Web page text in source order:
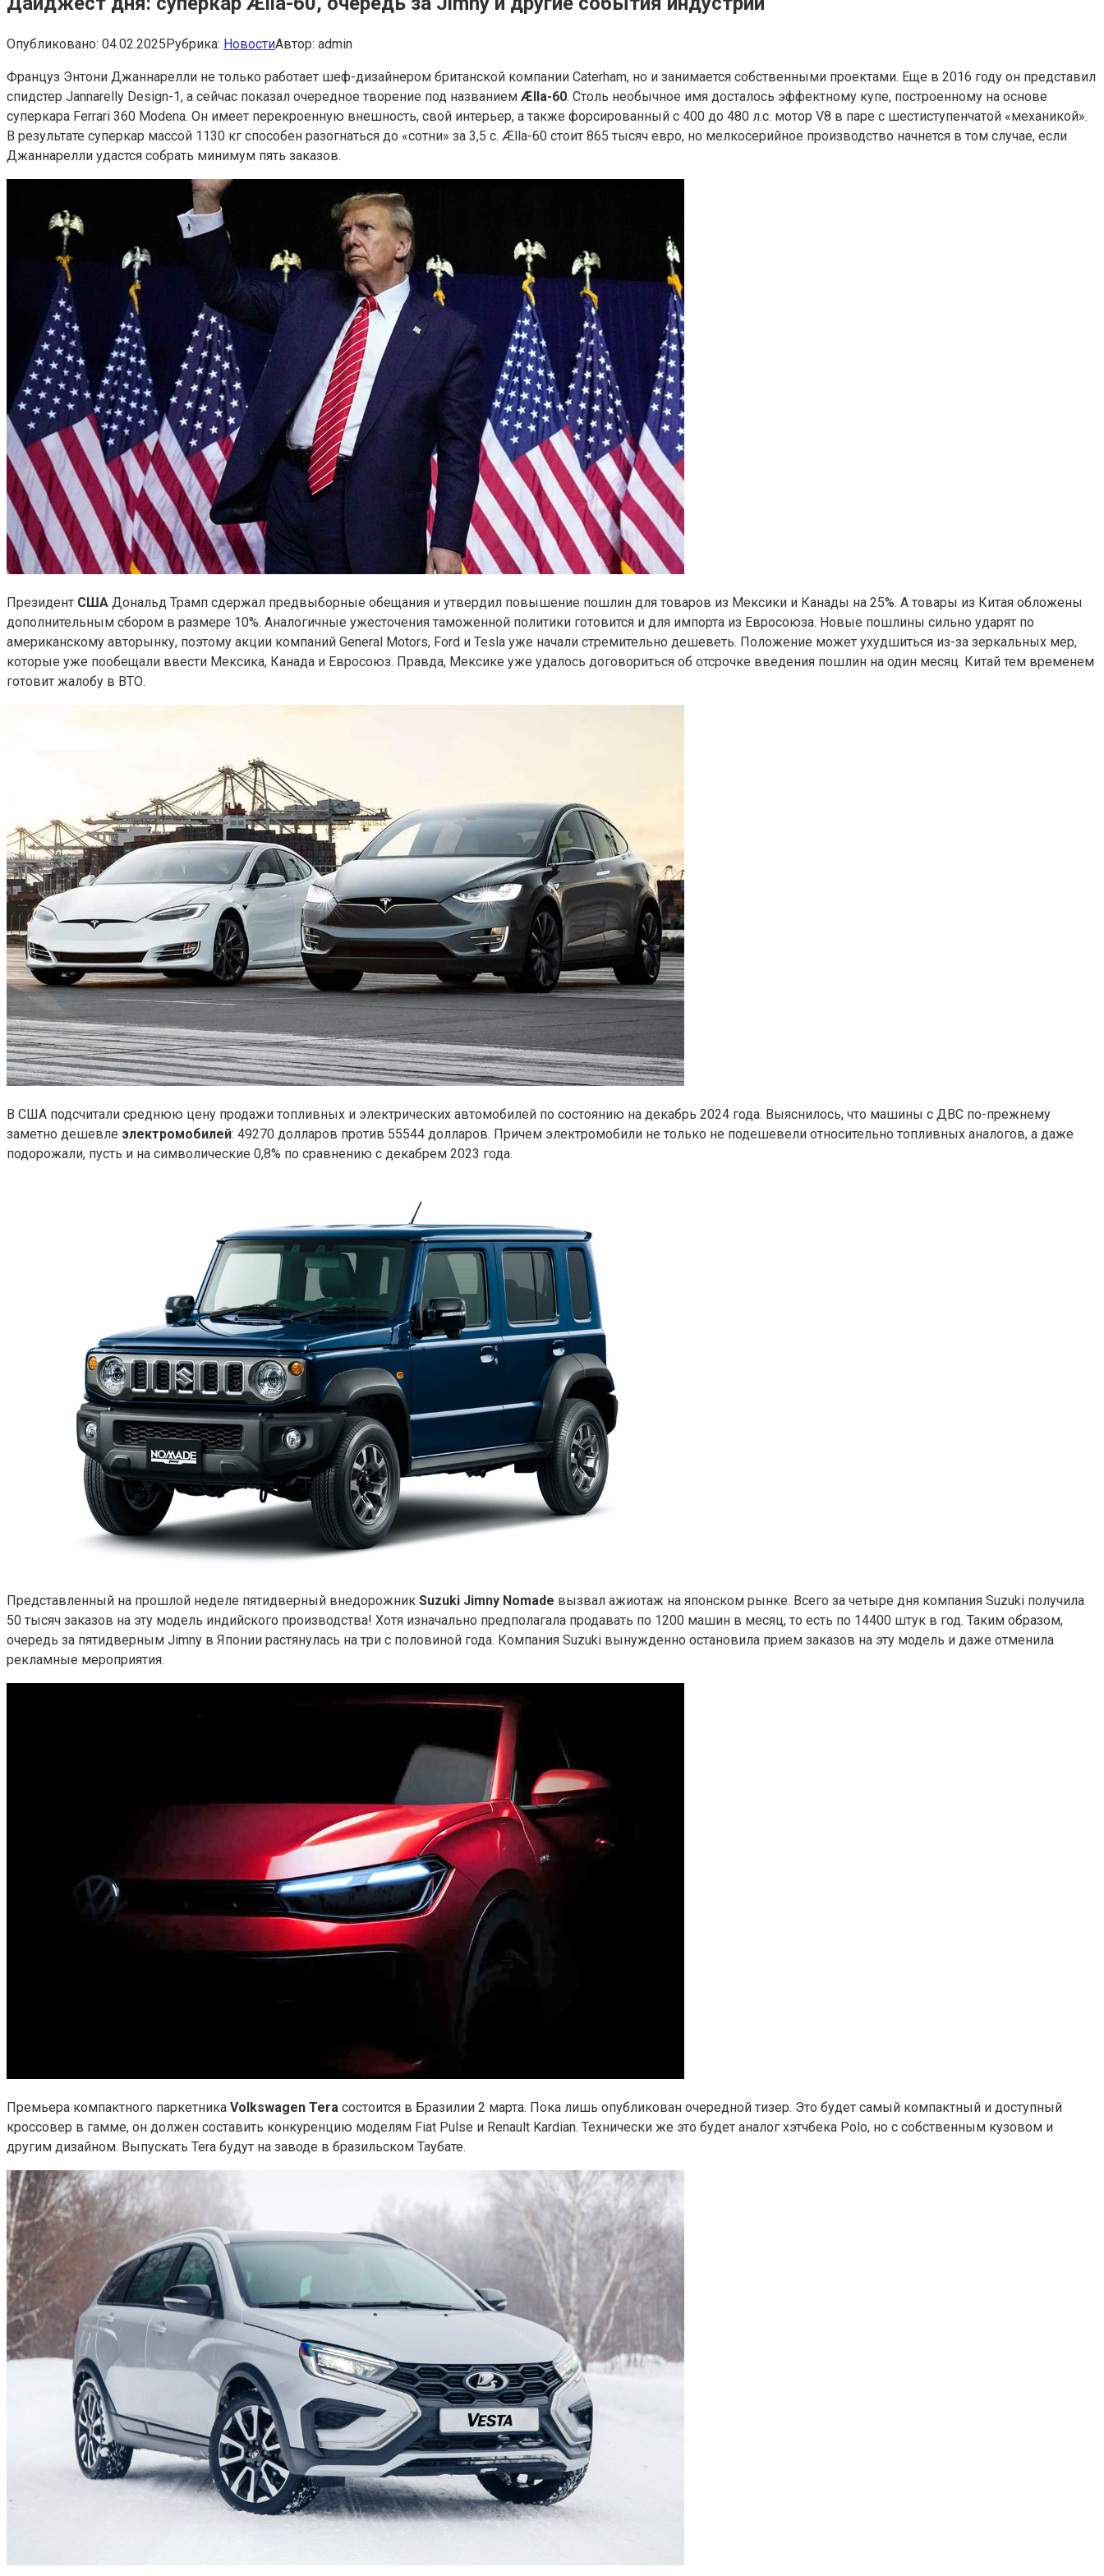
Опубликовано: 04.02.2025Рубрика: НовостиАвтор: admin
Француз Энтони Джаннарелли не только работает шеф-дизайнером британской компании Caterham, но и занимается собственными проектами. Еще в 2016 году он представил
спидстер Jannarelly Design-1, а сейчас показал очередное творение под названием Ælla-60. Столь необычное имя досталось эффектному купе, построенному на основе
суперкара Ferrari 360 Modena. Он имеет перекроенную внешность, свой интерьер, а также форсированный с 400 до 480 л.с. мотор V8 в паре с шестиступенчатой «механикой».
В результате суперкар массой 1130 кг способен разогнаться до «сотни» за 3,5 с. Ælla-60 стоит 865 тысяч евро, но мелкосерийное производство начнется в том случае, если
Джаннарелли удастся собрать минимум пять заказов.
Президент США Дональд Трамп сдержал предвыборные обещания и утвердил повышение пошлин для товаров из Мексики и Канады на 25%. А товары из Китая обложены
дополнительным сбором в размере 10%. Аналогичные ужесточения таможенной политики готовится и для импорта из Евросоюза. Новые пошлины сильно ударят по
американскому авторынку, поэтому акции компаний General Motors, Ford и Tesla уже начали стремительно дешеветь. Положение может ухудшиться из-за зеркальных мер,
которые уже пообещали ввести Мексика, Канада и Евросоюз. Правда, Мексике уже удалось договориться об отсрочке введения пошлин на один месяц. Китай тем временем
готовит жалобу в ВТО.
В США подсчитали среднюю цену продажи топливных и электрических автомобилей по состоянию на декабрь 2024 года. Выяснилось, что машины с ДВС по-прежнему
заметно дешевле электромобилей: 49270 долларов против 55544 долларов. Причем электромобили не только не подешевели относительно топливных аналогов, а даже
подорожали, пусть и на символические 0,8% по сравнению с декабрем 2023 года.
Представленный на прошлой неделе пятидверный внедорожник Suzuki Jimny Nomade вызвал ажиотаж на японском рынке. Всего за четыре дня компания Suzuki получила
50 тысяч заказов на эту модель индийского производства! Хотя изначально предполагала продавать по 1200 машин в месяц, то есть по 14400 штук в год. Таким образом,
очередь за пятидверным Jimny в Японии растянулась на три с половиной года. Компания Suzuki вынужденно остановила прием заказов на эту модель и даже отменила
рекламные мероприятия.
Премьера компактного паркетника Volkswagen Tera состоится в Бразилии 2 марта. Пока лишь опубликован очередной тизер. Это будет самый компактный и доступный
кроссовер в гамме, он должен составить конкуренцию моделям Fiat Pulse и Renault Kardian. Технически же это будет аналог хэтчбека Polo, но с собственным кузовом и
другим дизайном. Выпускать Tera будут на заводе в бразильском Таубате.